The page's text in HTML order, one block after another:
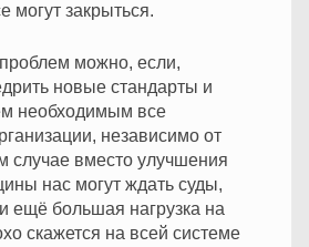
могут закрыться.
можно, если,
новые стандарты и
необходимым все
независимо от
случае вместо улучшения
нас могут ждать суды,
ещё большая нагрузка на
скажется на всей системе